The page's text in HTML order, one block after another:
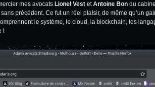
mes avocats Lionel Vest etAntoine Bon du
précédent. Ce fut un réel plaisir, de même qu’un
le système, le cloud, la blockchain, les
!